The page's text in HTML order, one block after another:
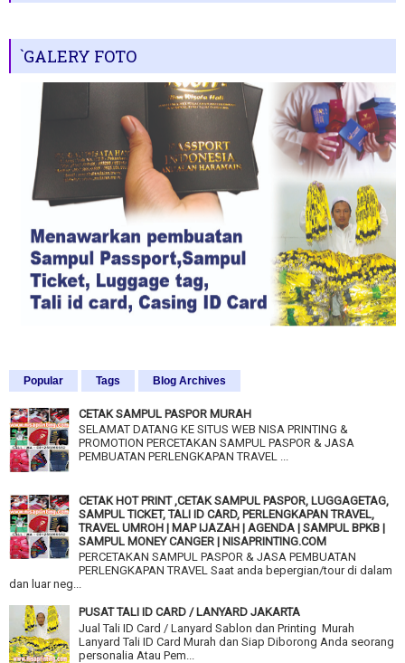
`GALERY FOTO
Popular Tags Blog Archives
CETAK SAMPUL PASPOR MURAH
SELAMAT DATANG KE SITUS WEB NISA PRINTING &
PROMOTION PERCETAKAN SAMPUL PASPOR & JASA
PEMBUATAN PERLENGKAPAN TRAVEL ...
CETAK HOT PRINT ,CETAK SAMPUL PASPOR, LUGGAGETAG,
SAMPUL TICKET, TALI ID CARD, PERLENGKAPAN TRAVEL,
TRAVEL UMROH | MAP IJAZAH | AGENDA | SAMPUL BPKB |
SAMPUL MONEY CANGER | NISAPRINTING.COM
PERCETAKAN SAMPUL PASPOR & JASA PEMBUATAN
PERLENGKAPAN TRAVEL Saat anda bepergian/tour di dalam
dan luar neg...
PUSAT TALI ID CARD / LANYARD JAKARTA
Jual Tali ID Card / Lanyard Sablon dan Printing Murah
Lanyard Tali ID Card Murah dan Siap Diborong Anda seorang
personalia Atau Pem...